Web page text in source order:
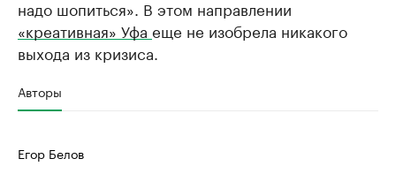
надо шопиться». В этом направлении
«креативная» Уфа еще не изобрела никакого
выхода из кризиса.
Авторы
Егор Белов